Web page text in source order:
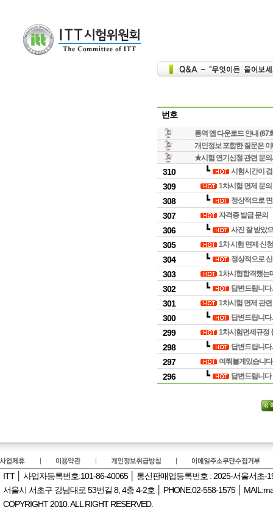
번호
통역 앱 다운로드 안내 (67
개인정보 포함한 질문은
★시험 연기신청 관련 문
310 ┗ 시험시간이
309 1차시험 면제 문의
308 ┗ 정상적으로
307 자격증 발급 문의
306 ┗ 사진 잘 받았
305 1차 시험 면제 신
304 ┗ 정상적으로
303 1차시험합격했는
302 ┗ 답변드립니다.
301 1차시험 면제 관련
300 ┗ 답변드립니다.
299 1차시험면제규정
298 ┗ 답변드립니다.
297 여쭤볼게있습니
296 ┗ 답변드립니다
ITT │ 사업자등록번호:101-86-40065 │ 통신판매업등록번호 : 2025-서울서초-
서울시 서초구 강남대로 53번길 8, 4층 4-2호 │ PHONE:02-558-1575 │
COPYRIGHT 2010. ALL RIGHT RESERVED.